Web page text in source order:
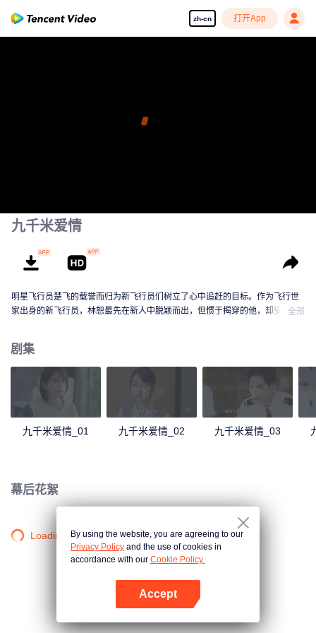
zh-cn 打开App
九千米爱情
明星飞行员楚飞的载誉而归为新飞行员们树立了心中追赶的目标。作为飞行世
家出身的新飞行员，林恕最先在新人中脱颖而出，但惯于揭穿的他，却受到同
无法面对情感的林恕却与程橙分离。一年以后，曾经的新人观察员们已经成长
为各个层级的副驾驶，彼此陪伴着在蓝天上完成飞行任务、相互支撑着解决生
活中都会遇到的难题。新一批“小飞”来报到，面貌一新的程橙重新出现在了林恕
的世界里。再次相见，程橙主动出击，而林恕也在历经考验后，选择直面爱
情，成熟成长。
全部
剧集
九千米爱情_01 九千米爱情_02 九千米爱情_03
幕后花絮
Loading…By using the website, you are agreeing to our
Privacy Policy and the use of cookies in
accordance with our Cookie Policy.
Accept